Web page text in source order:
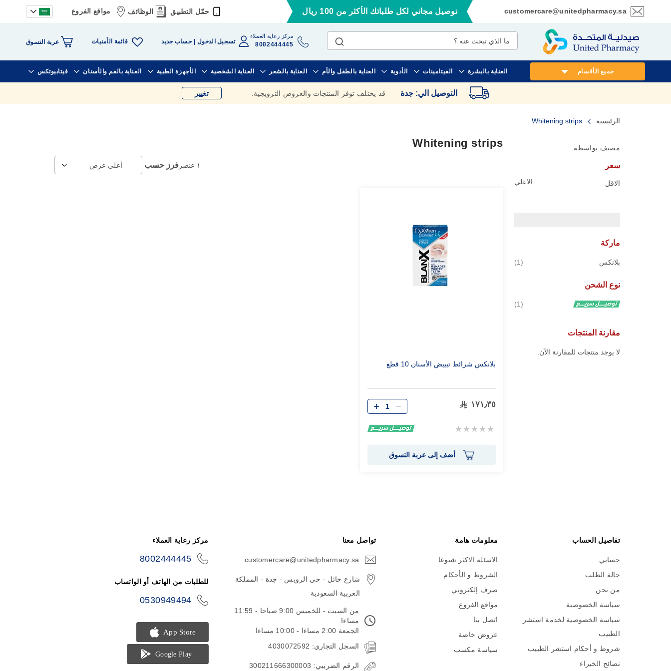
customercare@unitedpharmacy.sa
تخطي
المحتوى
توصيل مجاني لكل طلباتك الأكثر من 100 ريال حمّل التطبيق الوظائف مواقع الفروع
مركز رعاية العملاء
8002444445 تسجيل الدخول حساب جديد قائمة الأمنيات عربة التسوق
العناية بالبشرة الفيتامينات الأدوية العناية بالطفل والأم العناية بالشعر العناية الشخصية الأجهزة الطبية العناية بالفم والأسنان فيتابيوتكس جميع الأقسام
التوصيل الي: جدة قد يختلف توفر المنتجات والعروض الترويجية. تغيير
الرئيسية Whitening strips
Whitening strips
١ عنصر فرز حسب
بلانكس شرائط تبييض الأسنان 10 قطع
١٧١٫٣٥
Rating:
الكمية
أضف إلى عربة التسوق
مصنف بواسطة:
سعر
الاقل الاعلي
ماركة
بلانكس 1قطعة
نوع الشحن
1قطعة
مقارنة المنتجات
لا يوجد منتجات للمقارنة الآن.
تفاصيل الحساب
حسابي
حالة الطلب
من نحن
سياسة الخصوصية
سياسة الخصوصية لخدمة استشر
الطبيب
شروط و أحكام استشر الطبيب
نصائح الخبراء
معلومات هامة
الاسئلة الاكثر شيوعا
الشروط و الأحكام
صرف إلكتروني
مواقع الفروع
اتصل بنا
عروض خاصة
سياسة مكسب
تواصل معنا
customercare@unitedpharmacy.sa
شارع حائل - حي الرويس - جدة - المملكة
العربية السعودية
من السبت - للخميس 9:00 صباحا - 11:59
مساءا
الجمعة 2:00 مساءا - 10:00 مساءا
السجل التجاري: 4030072592
الرقم الضريبي: 300211666300003
مركز رعاية العملاء
8002444445
للطلبات من الهاتف أو الواتساب
0530949494